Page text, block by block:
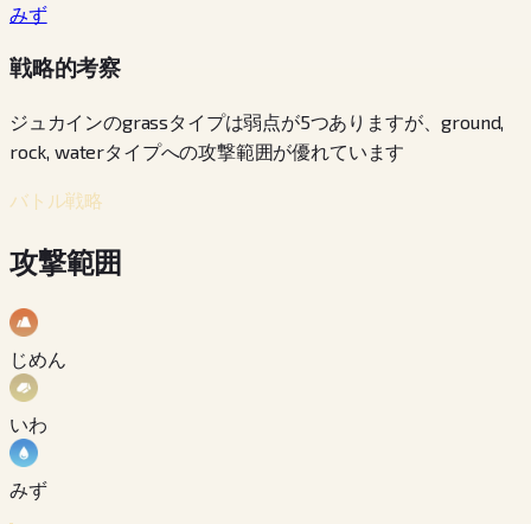
みず
戦略的考察
ジュカインのgrassタイプは弱点が5つありますが、ground,
rock, waterタイプへの攻撃範囲が優れています
バトル戦略
攻撃範囲
じめん
いわ
みず